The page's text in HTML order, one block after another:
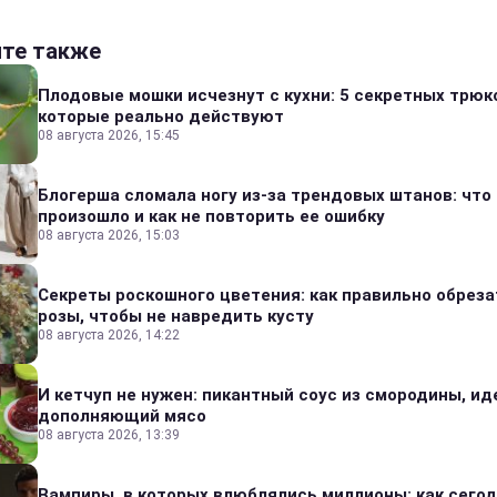
также
Плодовые мошки исчезнут с кухни: 5 секретных
которые реально действуют
08 августа 2026, 15:45
Блогерша сломала ногу из-за трендовых штанов: что
произошло и как не повторить ее ошибку
08 августа 2026, 15:03
Секреты роскошного цветения: как правильно
розы, чтобы не навредить кусту
08 августа 2026, 14:22
И кетчуп не нужен: пикантный соус из смородины,
дополняющий мясо
08 августа 2026, 13:39